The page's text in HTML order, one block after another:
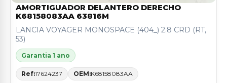
AMORTIGUADOR DELANTERO DERECHO
K68158083AA 63816M
LANCIA VOYAGER MONOSPACE (404_) 2.8 CRD (RT,
53)
Garantia 1 ano
Ref:17624237 OEM:K68158083AA